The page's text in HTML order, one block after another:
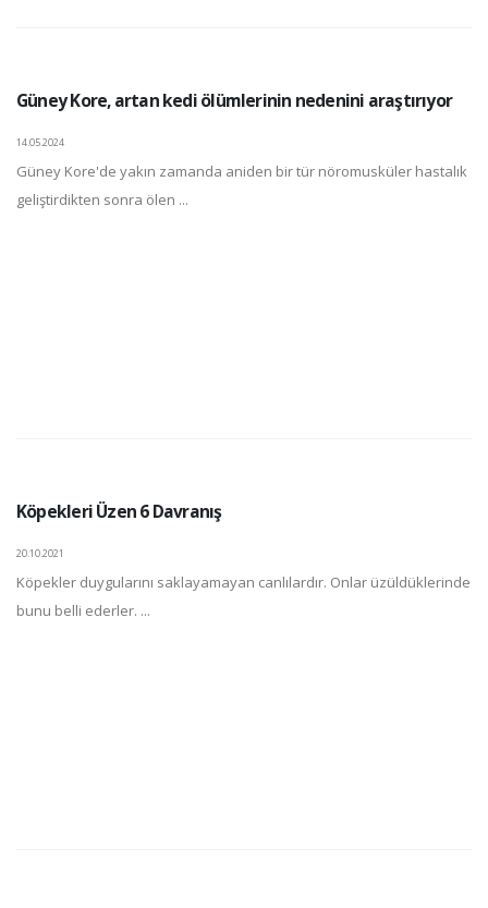
Güney Kore, artan kedi ölümlerinin nedenini araştırıyor
14.05.2024
Güney Kore'de yakın zamanda aniden bir tür nöromusküler hastalık
geliştirdikten sonra ölen ...
Köpekleri Üzen 6 Davranış
20.10.2021
Köpekler duygularını saklayamayan canlılardır. Onlar üzüldüklerinde
bunu belli ederler. ...